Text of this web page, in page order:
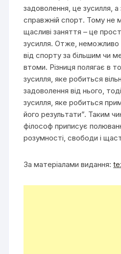
задоволення, це зусилля, а
справжній спорт. Тому не
щасливі заняття – це
зусилля. Отже, неможливо
від спорту за більшим чи
втоми. Різниця полягає в
зусилля, яке робиться
задоволення від нього,
зусилля, яке робиться
його результати”. Таким
філософ приписує
розумності, свободи і
За матеріалами видання: